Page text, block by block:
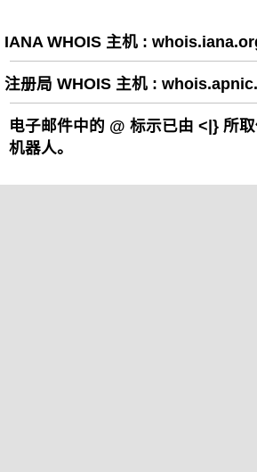
IANA WHOIS 主机 :
注册局 WHOIS 主机 :
电子邮件中的 @ 标示已由 <|} 所
机器人。